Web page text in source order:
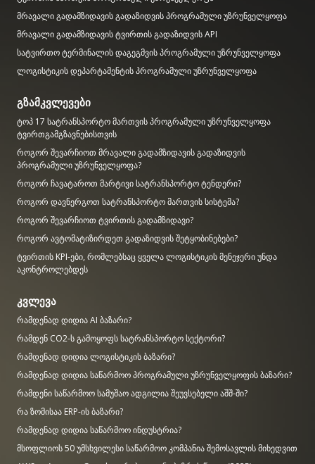
მრავალი გადამზიდავის გადაზიდვის პროგრამული უზრუნველყოფა
მრავალი გადამზიდავის ტვირთის გადაზიდვის API
სატვირთო ტერმინალის დაგეგმვის პროგრამული უზრუნველყოფა
ლოგისტიკის დეპარტამენტის პროგრამული უზრუნველყოფა
გზამკვლევები
ტოპ 17 სატრანსპორტო მართვის პროგრამული უზრუნველყოფა
ტვირთგამგზავნებისთვის
როგორ შევარჩიოთ მრავალი გადამზიდავის გადაზიდვის
პროგრამული უზრუნველყოფა?
როგორ ჩავატაროთ მარტივი სატრანსპორტო ტენდერი?
როგორ დავნერგოთ სატრანსპორტო მართვის სისტემა?
როგორ შევარჩიოთ ტვირთის გადამზიდავი?
როგორ ავტომატიზირდეთ გადაზიდვის შეტყობინებები?
ტვირთის KPI-ები, რომლებსაც ყველა ლოგისტიკის მენეჯერი უნდა
აკონტროლებდეს
კვლევა
რამდენად დიდია AI ბაზარი?
რამდენ CO2-ს გამოყოფს სატრანსპორტო სექტორი?
რამდენად დიდია ლოგისტიკის ბაზარი?
რამდენად დიდია საწარმოო პროგრამული უზრუნველყოფის ბაზარი?
რამდენი საწარმოო სამუშაო ადგილია შეუვსებელი აშშ-ში?
რა ზომისაა ERP-ის ბაზარი?
რამდენად დიდია საწარმოო ინდუსტრია?
მსოფლიოს 50 უმსხვილესი საწარმოო კომპანია შემოსავლის მიხედვით